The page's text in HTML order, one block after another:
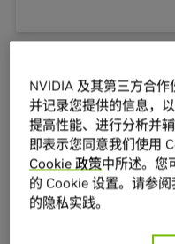
NVIDIA 及其第三方合
并记录您提供的信息，
提高性能、进行分析并
即表示您同意我们使用
Cookie 政策中所述。您
的 Cookie 设置。请参阅
的隐私实践。